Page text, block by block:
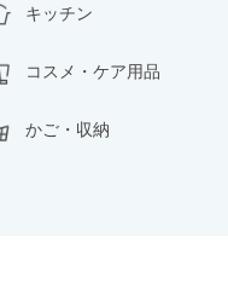
キッチン
コスメ・ケア用品
かご・収納